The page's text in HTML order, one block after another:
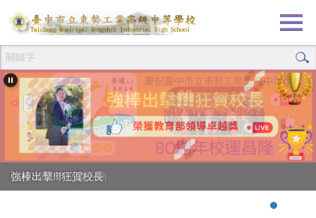
跳
到
要
內
容
區
創校80週年校慶活動
強棒出擊!!!狂賀校長